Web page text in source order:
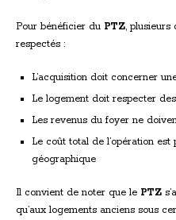
Pour bénéficier du PTZ,
respectés :
L’acquisition doit concerner
Le logement doit respecter
Les revenus du foyer ne
Le coût total de l’opération est
géographique
Il convient de noter que le PTZ
qu’aux logements anciens sous